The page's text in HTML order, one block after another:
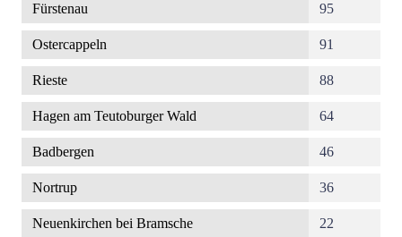
Fürstenau 95
Ostercappeln 91
Rieste 88
Hagen am Teutoburger Wald 64
Badbergen 46
Nortrup 36
Neuenkirchen bei Bramsche 22